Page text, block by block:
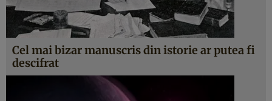
Cel mai bizar manuscris din istorie ar putea fi
descifrat